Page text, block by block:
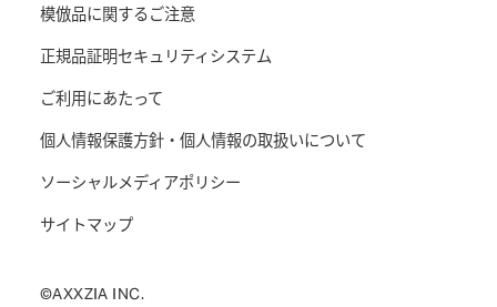
模倣品に関するご注意
正規品証明セキュリティシステム
ご利用にあたって
個人情報保護方針・個人情報の取扱いについて
ソーシャルメディアポリシー
サイトマップ
©AXXZIA INC.